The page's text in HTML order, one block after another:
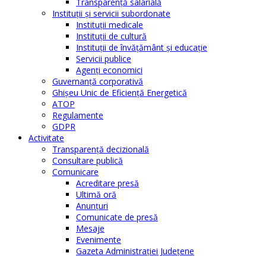
Instituţii şi servicii subordonate
Instituţii medicale
Instituţii de cultură
Instituţii de învăţământ şi educaţie
Servicii publice
Agenţi economici
Guvernanță corporativă
Ghişeu Unic de Eficienţă Energetică
ATOP
Regulamente
GDPR
Activitate
Transparenţă decizională
Consultare publică
Comunicare
Acreditare presă
Ultimă oră
Anunţuri
Comunicate de presă
Mesaje
Evenimente
Gazeta Administraţiei Judeţene